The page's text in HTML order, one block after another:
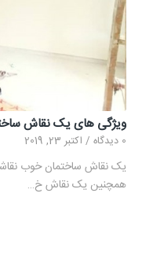
ویژگی های یک نقاش
0 دیدگاه / اکتبر 23, 2019
یک نقاش ساختمان خوب
همچنین یک نقاش خ…